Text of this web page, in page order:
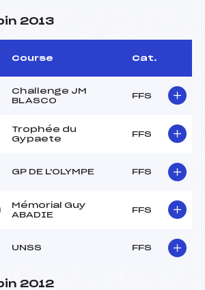
2013
Course Cat.
Challenge JM
BLASCO
FFS
Trophée du
Gypaete
FFS
GP DE L'OLYMPE FFS
Mémorial Guy
ABADIE
FFS
UNSS FFS
2012